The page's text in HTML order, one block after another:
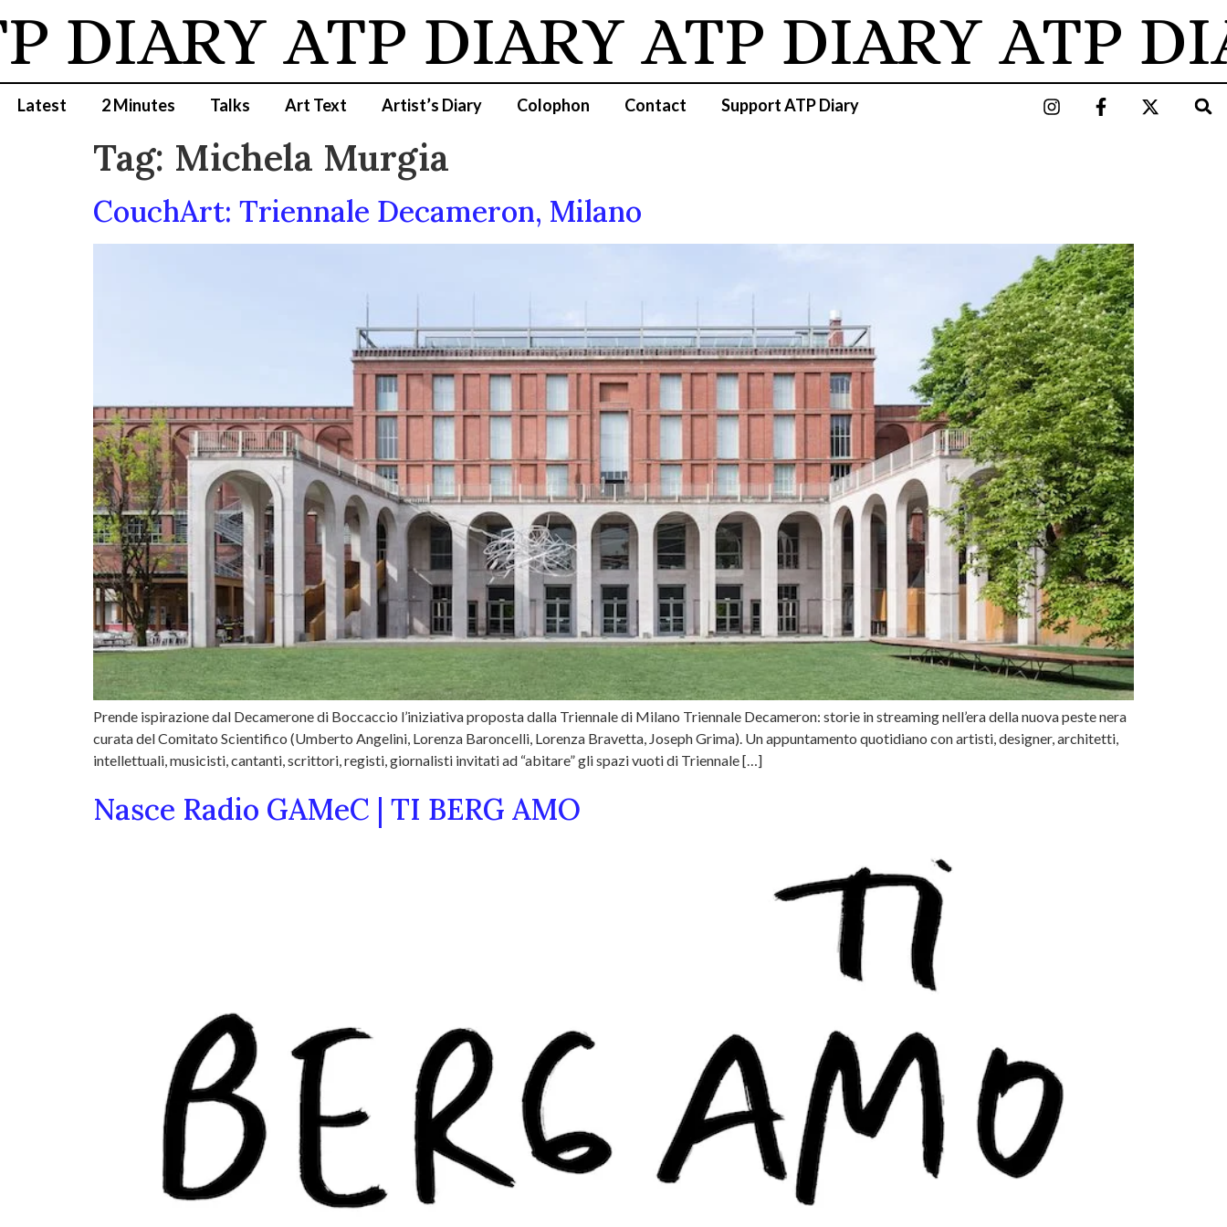
DIARY ATP DIARY ATP DIARY ATP
Latest 2 Minutes Talks Art Text Artist’s Diary Colophon Contact Support ATP Diary
Tag: Michela Murgia
CouchArt: Triennale Decameron, Milano
Prende ispirazione dal Decamerone di Boccaccio l’iniziativa proposta dalla Triennale di Milano Triennale Decameron: storie in streaming nell’era della nuova peste nera
curata del Comitato Scientifico (Umberto Angelini, Lorenza Baroncelli, Lorenza Bravetta, Joseph Grima). Un appuntamento quotidiano con artisti, designer, architetti,
intellettuali, musicisti, cantanti, scrittori, registi, giornalisti invitati ad “abitare” gli spazi vuoti di Triennale […]
Nasce Radio GAMeC | TI BERG AMO